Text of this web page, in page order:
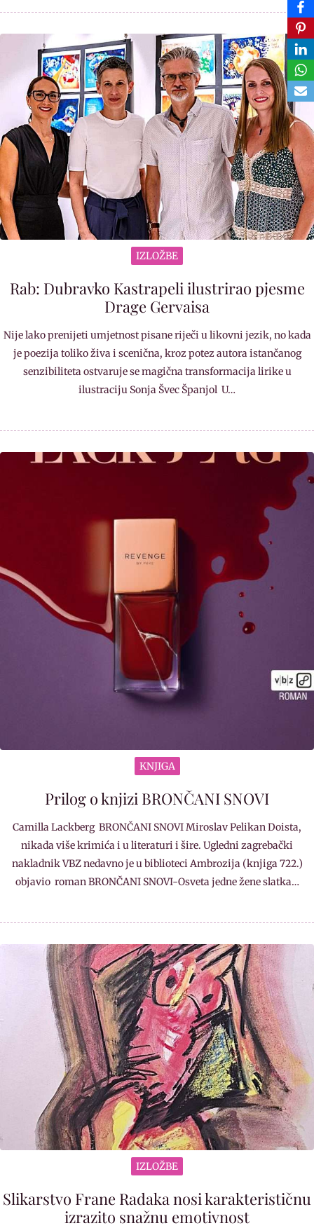
IZLOŽBE
Rab: Dubravko Kastrapeli ilustrirao pjesme
Drage Gervaisa
Nije lako prenijeti umjetnost pisane riječi u likovni jezik, no kada
je poezija toliko živa i scenična, kroz potez autora istančanog
senzibiliteta ostvaruje se magična transformacija lirike u
ilustraciju Sonja Švec Španjol U…
KNJIGA
Prilog o knjizi BRONČANI SNOVI
Camilla Lackberg BRONČANI SNOVI Miroslav Pelikan Doista,
nikada više krimića i u literaturi i šire. Ugledni zagrebački
nakladnik VBZ nedavno je u biblioteci Ambrozija (knjiga 722.)
objavio roman BRONČANI SNOVI-Osveta jedne žene slatka…
IZLOŽBE
Slikarstvo Frane Radaka nosi karakterističnu
izrazito snažnu emotivnost